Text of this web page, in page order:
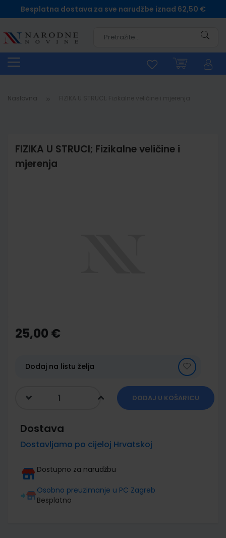
Besplatna dostava za sve narudžbe iznad 62,50 €
Naslovna
FIZIKA U STRUCI; Fizikalne veličine i
mjerenja
the
beginning
gallery
25,00 €
Dodaj na listu želja
DODAJ U KOŠARICU
Dostava
Dostavljamo po cijeloj Hrvatskoj
Dostupno za narudžbu
Osobno preuzimanje u PC Zagreb
Besplatno